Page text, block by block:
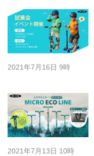
2021年7月16日 9時
2021年7月13日 10時